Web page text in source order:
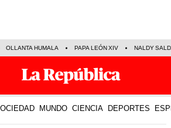
OLLANTA HUMALA PAPA LEÓN XIV NALDY
MUNDO CIENCIA DEPORTES